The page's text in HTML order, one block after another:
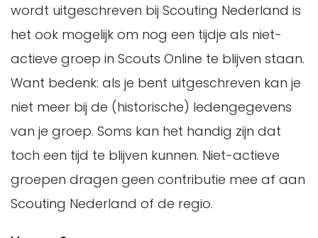
wordt uitgeschreven bij Scouting Nederland is
het ook mogelijk om nog een tijdje als niet-
actieve groep in Scouts Online te blijven staan.
Want bedenk: als je bent uitgeschreven kan je
niet meer bij de (historische) ledengegevens
van je groep. Soms kan het handig zijn dat
toch een tijd te blijven kunnen. Niet-actieve
groepen dragen geen contributie mee af aan
Scouting Nederland of de regio.